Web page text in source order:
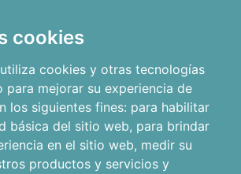
cookies
cookies y otras tecnologías
para mejorar su experiencia de
los siguientes fines: para habilitar
básica del sitio web, para brindar
en el sitio web, medir su
productos y servicios y